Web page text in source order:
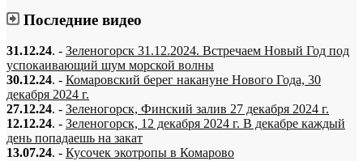
Последние видео
31.12.24. - Зеленогорск 31.12.2024. Встречаем Новый Год под
успокаивающий шум морской волны
30.12.24. - Комаровский берег накануне Нового Года, 30
декабря 2024 г.
27.12.24. - Зеленогорск, Финский залив 27 декабря 2024 г.
12.12.24. - Зеленогорск, 12 декабря 2024 г. В декабре каждый
день попадаешь на закат
13.07.24. - Кусочек экотропы в Комарово